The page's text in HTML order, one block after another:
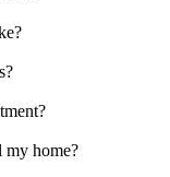
my home?